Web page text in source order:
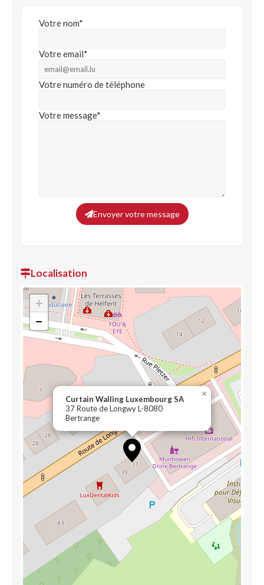
Votre nom*
Votre email*
Votre numéro de téléphone
Votre message*
Envoyer votre message
Localisation
Curtain Walling Luxembourg SA
37 Route de Longwy L-8080
Bertrange
×
+
−